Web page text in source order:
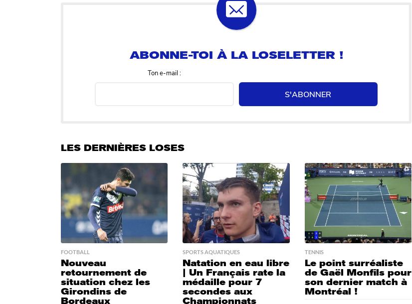
Ton e-mail :
S'ABONNER
LES DERNIÈRES LOSES
FOOTBALL
Nouveau
retournement de
situation chez les
Girondins de
Bordeaux
SPORTS AQUATIQUES
Natation en eau libre
| Un Français rate la
médaille pour 7
secondes aux
Championnats
TENNIS
Le point surréaliste
de Gaël Monfils pour
son dernier match à
Montréal !